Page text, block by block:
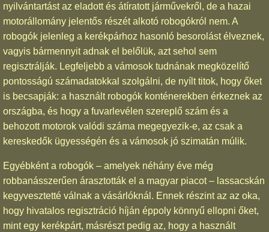
nyilvántartást az eladott és átíratott járművekről, de a hazai
motorállomány jelentős részét alkotó robogókról nem. A
robogók jelenleg a kerékpárhoz hasonló besorolást élveznek,
vagyis bármennyit adnak el belőlük, azt sehol sem
regisztrálják. Legfeljebb a vámosok tudnának megközelítő
pontosságú számadatokkal szolgálni, de nyílt titok, hogy őket
is becsapják: a használt robogók konténerekben érkeznek az
országba, és hogy a fuvarlevélen szereplő szám és a
behozott motorok valódi száma megegyezik-e, az csak a
kereskedők ügyességén és a vámosok jó szimatán múlik.
Egyébként a robogók – amelyek néhány éve még
robbanásszerűen árasztották el a magyar piacot – lassacskán
kegyvesztetté válnak a vásárlóknál. Ennek részint az az oka,
hogy hivatalos regisztráció híján éppoly könnyű ellopni őket,
mint egy kerékpárt, másrészt pedig az, hogy a használt